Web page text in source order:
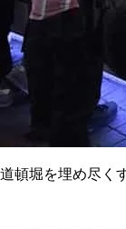
道頓堀を埋め尽く